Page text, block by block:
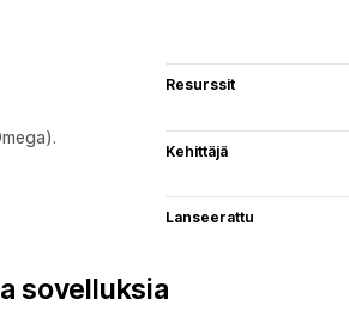
Resurssit
Kehittäjä
Lanseerattu
sovelluksia